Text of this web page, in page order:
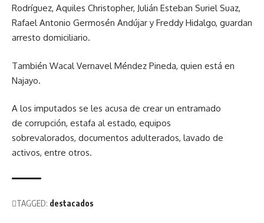
Rodríguez, Aquiles Christopher, Julián Esteban Suriel Suaz,
Rafael Antonio Germosén Andújar y Freddy Hidalgo, guardan
arresto domiciliario.
También Wacal Vernavel Méndez Pineda, quien está en
Najayo.
A los imputados se les acusa de crear un entramado
de corrupción, estafa al estado, equipos
sobrevalorados, documentos adulterados, lavado de
activos, entre otros.
TAGGED: destacados